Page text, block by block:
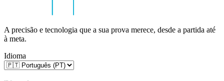
A precisão e tecnologia que a sua prova merece, desde a partida até
à meta.
Idioma